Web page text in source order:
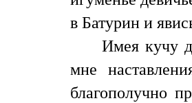
в Батурин и
Имея кучу
мне
благополучно